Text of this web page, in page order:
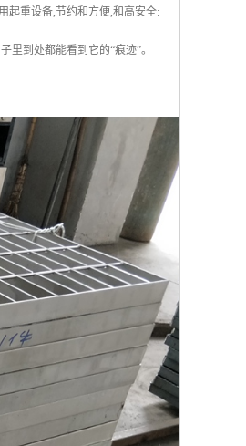
起重设备,节约和方便,和高安全:
到处都能看到它的“痕迹”。